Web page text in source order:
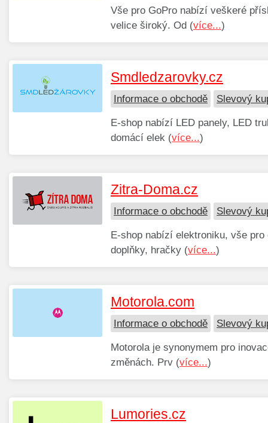
Vše pro GoPro nabízí veškeré
velice široký. Od (více...)
Smdledzarovky.cz
Informace o obchodě Slevový
E-shop nabízí LED panely, LED
domácí elek (více...)
Zitra-Doma.cz
Informace o obchodě Slevový
E-shop nabízí elektroniku, vše
doplňky, hračky (více...)
Motorola.com
Informace o obchodě Slevový
Motorola je synonymem pro
změnách. Prv (více...)
Lumories.cz